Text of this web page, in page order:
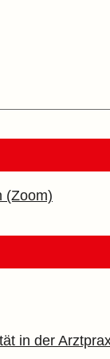
(Zoom)
in der